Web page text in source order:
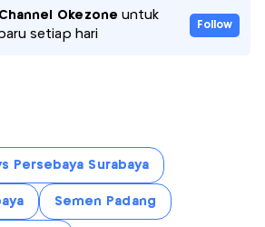
Okezone untuk
setiap hari
Follow
Persebaya Surabaya
Semen Padang